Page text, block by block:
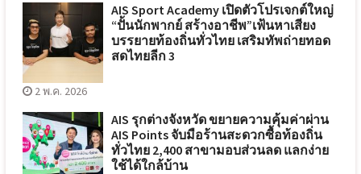
AIS Sport Academy เปิดตัวโปรเจกต์ใหญ่
“ปั้นนักพากย์ สร้างอาชีพ”เฟ้นหาเสียง
บรรยายท้องถิ่นทั่วไทย เสริมทัพถ่ายทอด
สดไทยลีก 3
2 พ.ค. 2026
AIS รุกต่างจังหวัด ขยายความคุ้มค่าผ่าน
AIS Points จับมือร้านสะดวกซื้อท้องถิ่น
ทั่วไทย 2,400 สาขามอบส่วนลด แลกง่าย
ใช้ได้ใกล้บ้าน